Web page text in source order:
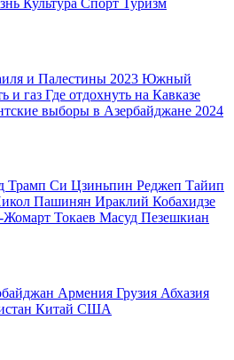
и Палестины 2023 Южный
и газ Где отдохнуть на Кавказе
выборы в Азербайджане 2024
Трамп Си Цзиньпин Реджеп Тайип
Пашинян Ираклий Кобахидзе
Токаев Масуд Пезешкиан
Армения Грузия Абхазия
Китай США